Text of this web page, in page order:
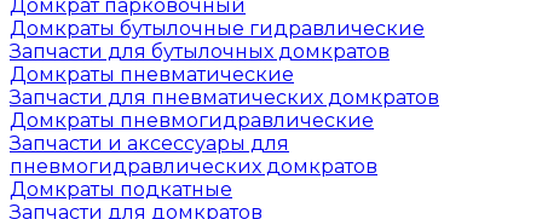
Домкрат парковочный
Домкраты бутылочные гидравлические
Запчасти для бутылочных домкратов
Домкраты пневматические
Запчасти для пневматических домкратов
Домкраты пневмогидравлические
Запчасти и аксессуары для
пневмогидравлических домкратов
Домкраты подкатные
Запчасти для домкратов